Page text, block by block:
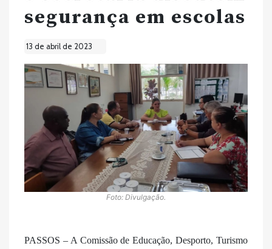
segurança em escolas
13 de abril de 2023
Foto: Divulgação.
PASSOS – A Comissão de Educação, Desporto, Turismo